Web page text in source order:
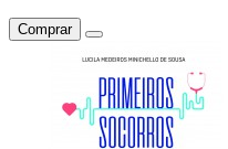
Comprar